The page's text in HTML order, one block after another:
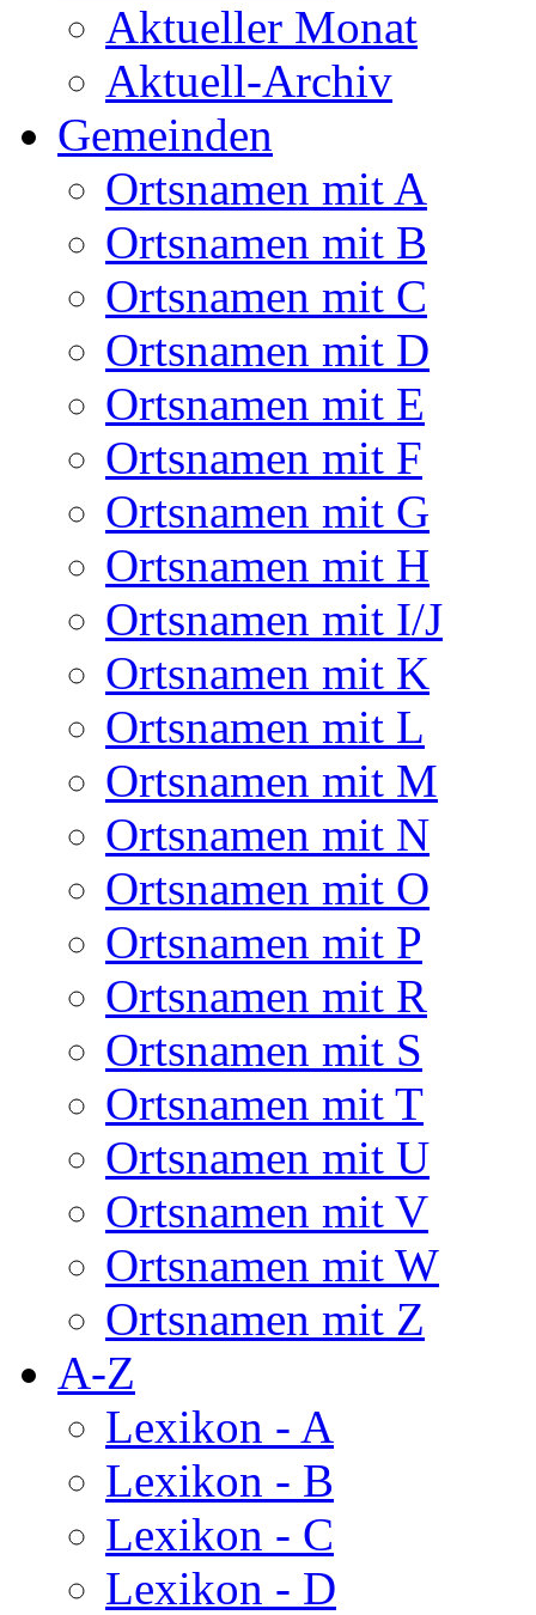
Aktueller Monat
Aktuell-Archiv
Gemeinden
Ortsnamen mit A
Ortsnamen mit B
Ortsnamen mit C
Ortsnamen mit D
Ortsnamen mit E
Ortsnamen mit F
Ortsnamen mit G
Ortsnamen mit H
Ortsnamen mit I/J
Ortsnamen mit K
Ortsnamen mit L
Ortsnamen mit M
Ortsnamen mit N
Ortsnamen mit O
Ortsnamen mit P
Ortsnamen mit R
Ortsnamen mit S
Ortsnamen mit T
Ortsnamen mit U
Ortsnamen mit V
Ortsnamen mit W
Ortsnamen mit Z
A-Z
Lexikon - A
Lexikon - B
Lexikon - C
Lexikon - D